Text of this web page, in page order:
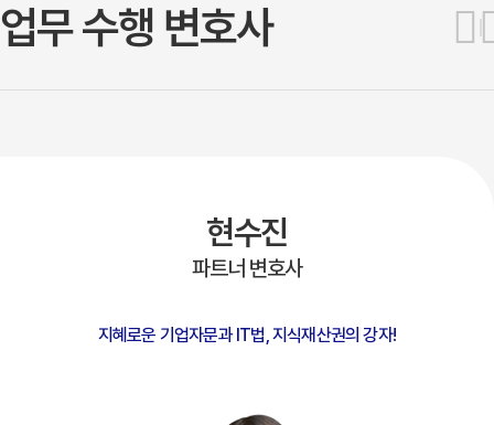
업무 수행 변호사
현수진
파트너 변호사
지혜로운 기업자문과 IT법, 지식재산권의 강자!